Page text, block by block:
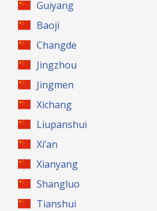
Guiyang
Baoji
Changde
Jingzhou
Jingmen
Xichang
Liupanshui
Xi’an
Xianyang
Shangluo
Tianshui